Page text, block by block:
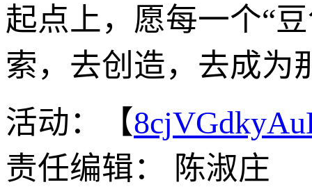
起点上，愿每一个“
索，去创造，去成为
活动：【
责任编辑： 陈淑庄